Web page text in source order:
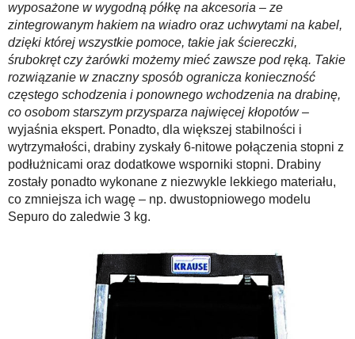
wyposażone w wygodną półkę na akcesoria – ze
zintegrowanym hakiem na wiadro oraz uchwytami na kabel,
dzięki której wszystkie pomoce, takie jak ściereczki,
śrubokręt czy żarówki możemy mieć zawsze pod ręką. Takie
rozwiązanie w znaczny sposób ogranicza konieczność
częstego schodzenia i ponownego wchodzenia na drabinę,
co osobom starszym przysparza najwięcej kłopotów–
wyjaśnia ekspert. Ponadto, dla większej stabilności i
wytrzymałości, drabiny zyskały 6-nitowe połączenia stopni z
podłużnicami oraz dodatkowe wsporniki stopni. Drabiny
zostały ponadto wykonane z niezwykle lekkiego materiału,
co zmniejsza ich wagę – np. dwustopniowego modelu
Sepuro do zaledwie 3 kg.